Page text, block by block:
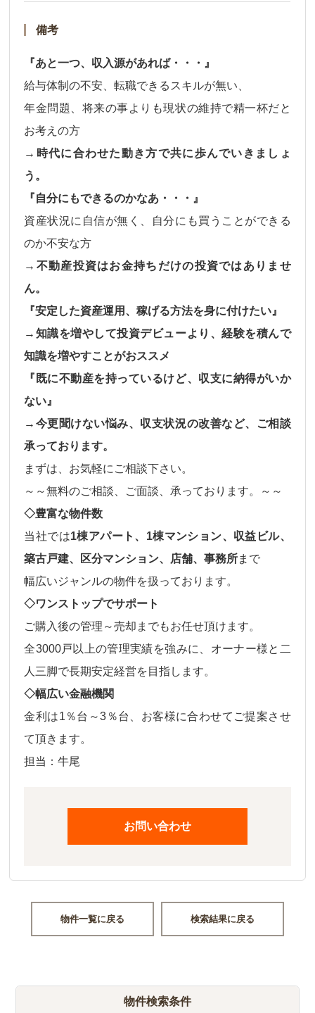
備考
『あと一つ、収入源があれば・・・』
給与体制の不安、転職できるスキルが無い、
年金問題、将来の事よりも現状の維持で精一杯だと
お考えの方
→時代に合わせた動き方で共に歩んでいきましょ
う。
『自分にもできるのかなあ・・・』
資産状況に自信が無く、自分にも買うことができる
のか不安な方
→不動産投資はお金持ちだけの投資ではありませ
ん。
『安定した資産運用、稼げる方法を身に付けたい』
→知識を増やして投資デビューより、経験を積んで
知識を増やすことがおススメ
『既に不動産を持っているけど、収支に納得がいか
ない』
→今更聞けない悩み、収支状況の改善など、ご相談
承っております。
まずは、お気軽にご相談下さい。
～～無料のご相談、ご面談、承っております。～～
◇豊富な物件数
当社では1棟アパート、1棟マンション、収益ビル、
築古戸建、区分マンション、店舗、事務所まで
幅広いジャンルの物件を扱っております。
◇ワンストップでサポート
ご購入後の管理～売却 までもお任せ頂けます。
全3000戸以上の管理実績を強みに、オーナー様と二
人三脚で長期安定経営を目指します。
◇幅広い金融機関
金利は1％台～3％台、 お客様に合わせてご提案させ
て頂きます。
担当：牛尾
お問い合わせ
物件一覧に戻る 検索結果に戻る
物件検索条件